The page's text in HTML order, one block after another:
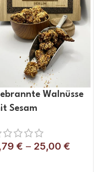
Walnüsse
Sesam
€ – 25,00 €